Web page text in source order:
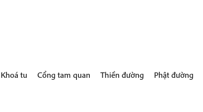
Khoá tu Cổng tam quan Thiền đường Phật đường